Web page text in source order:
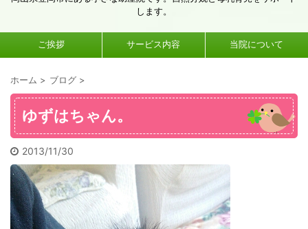
します。
ご挨拶 サービス内容 当院について
ホーム > ブログ >
ゆずはちゃん。
2013/11/30